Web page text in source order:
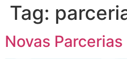
Tag:
Novas Parcerias